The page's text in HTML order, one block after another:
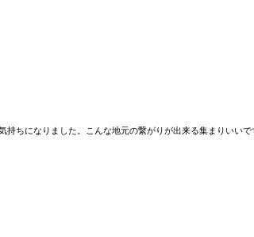
ちになりました。こんな地元の繋がりが出来る集まりいいで